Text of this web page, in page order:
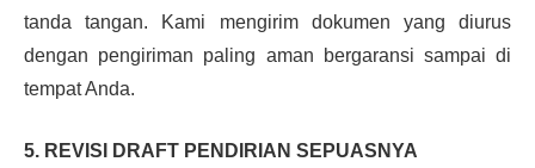
tanda tangan. Kami mengirim dokumen yang diurus
dengan pengiriman paling aman bergaransi sampai di
tempat Anda.
5. REVISI DRAFT PENDIRIAN SEPUASNYA